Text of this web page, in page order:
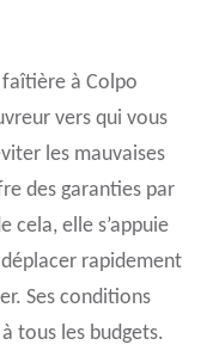
à Colpo
vers qui vous
les mauvaises
des garanties par
cela, elle s’appuie
rapidement
Ses conditions
tous les budgets.